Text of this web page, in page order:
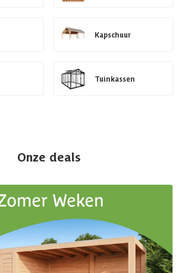
Kapschuur
Tuinkassen
Onze deals